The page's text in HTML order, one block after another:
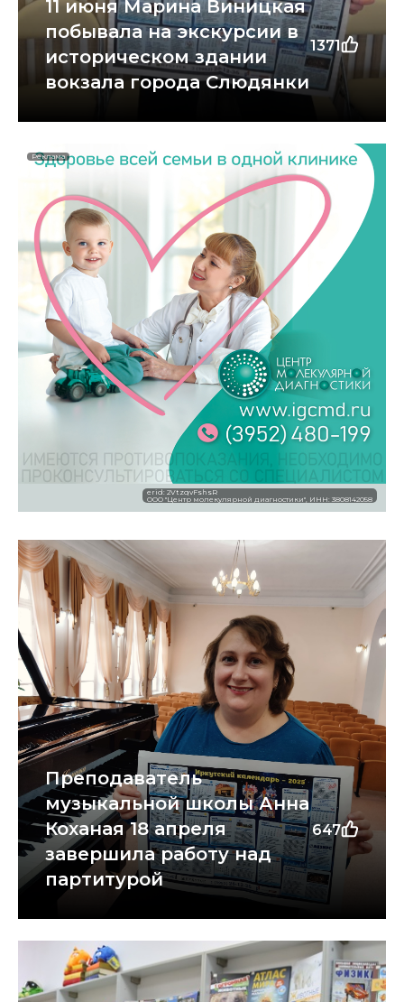
11 июня Марина Виницкая
побывала на экскурсии в
историческом здании
вокзала города Слюдянки
1371
Реклама
erid: 2VtzqvFshsR
ООО "Центр молекулярной диагностики", ИНН: 3808142058
Преподаватель
музыкальной школы Анна
Коханая 18 апреля
завершила работу над
партитурой
647